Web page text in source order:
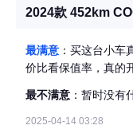
是，电动MINI搭载了
新定义。 电动MINI
划充电时间、甚至
规划最优路线，结合
选择了一种时尚的生
2024款 452km
最满意 ：买这台小
价比看保值率，真的
最不满意 ：暂时没
2025-04-14 03:28